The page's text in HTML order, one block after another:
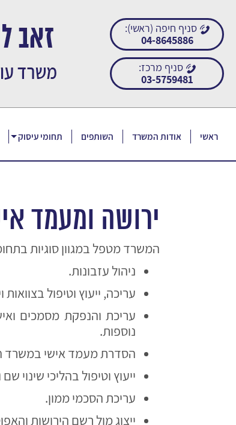
סניף חיפה (ראשי):
04-8645886
סניף מרכז:
03-5759481
ראשי אודות המשרד השותפים תחומי עיסוק
ירושה ומעמד
המשרד מטפל במגוון סוגיות
ניהול עזבונות.
עריכה, ייעוץ וטיפול בצוואות
עריכת והנפקת מסמכים
נוספות.
הסדרת מעמד אישי במשרד
ייעוץ וטיפול בהליכי שינוי
עריכת הסכמי ממון.
ייצוג מול רשם הירושות